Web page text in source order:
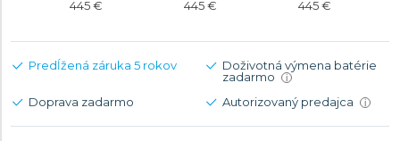
445 € 445 € 445 €
Predĺžená záruka 5 rokov
Doživotná výmena batérie
zadarmo
i
Doprava zadarmo Autorizovaný predajca i